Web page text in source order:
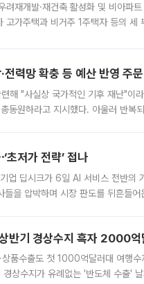
려재개발·재건축 활성화 및 비아파
가주택과 비거주 1주택자 등의 세
력망 확충 등 예산 반영 주
해 "사실상 국가적인 기후 재난"이
동원하라고 지시했다. 아울러 반복
저가 전략’ 접나
업 딥시크가 6일 AI 서비스 전반의
들을 압박하며 시장 판도를 뒤흔들
반기 경상수지 흑자 2000
품수출도 첫 1000억달러대 여행수
상수지가 유례없는 '반도체 수출'